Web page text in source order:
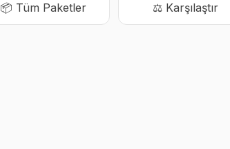
📦 Tüm Paketler ⚖️ Karşılaştır